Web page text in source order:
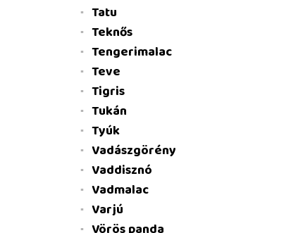
Tatu
Teknős
Tengerimalac
Teve
Tigris
Tukán
Tyúk
Vadászgörény
Vaddisznó
Vadmalac
Varjú